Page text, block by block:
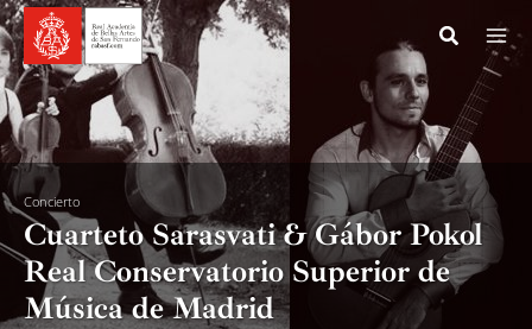
Ir
al
contenido
Concierto
Cuarteto Sarasvati & Gábor Pokol
Real Conservatorio Superior de
Música de Madrid